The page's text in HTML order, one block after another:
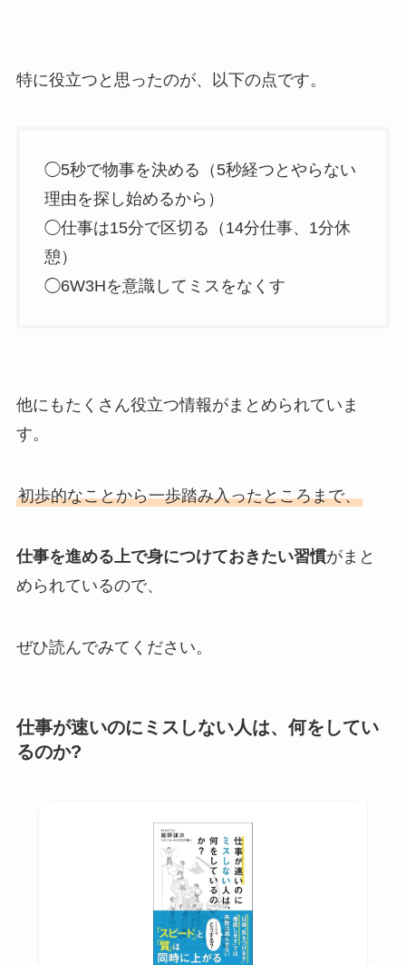
特に役立つと思ったのが、以下の点です。
◯5秒で物事を決める（5秒経つとやらない
理由を探し始めるから）
◯仕事は15分で区切る（14分仕事、1分休
憩）
◯6W3Hを意識してミスをなくす
他にもたくさん役立つ情報がまとめられていま
す。
初歩的なことから一歩踏み入ったところまで、
仕事を進める上で身につけておきたい習慣がまと
められているので、
ぜひ読んでみてください。
仕事が速いのにミスしない人は、何をしてい
るのか?